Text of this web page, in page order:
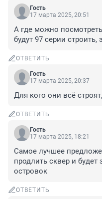
Гость
17 марта 2025, 20:51
А где можно
будут 97 серии
ОТВЕТИТЬ
Гость
17 марта 2025, 20:37
Для кого они всё
ОТВЕТИТЬ
Гость
17 марта 2025, 18:21
Самое лучшее
продлить сквер и
островок
ОТВЕТИТЬ